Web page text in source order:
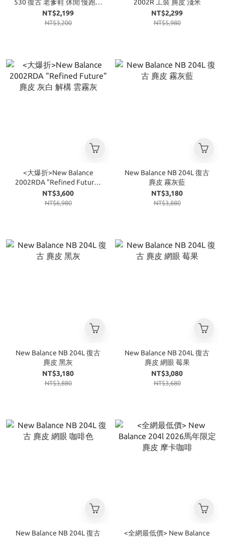
530 復古 老爹鞋 休閒 慢跑鞋
熊貓配色 白黑
NT$2,199
NT$3,200
2002R 工裝 麂皮 淺米
NT$2,299
NT$5,980
<大爆折>New Balance
2002RDA "Refined Future"
麂皮 灰白 解構 雲霧灰
NT$3,600
NT$6,980
New Balance NB 204L 復古
麂皮 霧灰藍
NT$3,180
NT$3,880
New Balance NB 204L 復古
麂皮 黑灰
NT$3,180
NT$3,880
New Balance NB 204L 復古
麂皮 網眼 莓果
NT$3,080
NT$3,680
New Balance NB 204L 復古 <全網最低價> New Balance